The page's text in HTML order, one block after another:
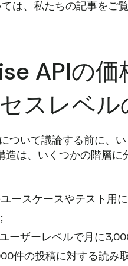
は、私たちの記事をご覧
APIの価
スレベ
いて議論する前に、
は、いくつかの階層
ースケースやテスト用
ーザーレベルで月に
件の投稿に対する読み